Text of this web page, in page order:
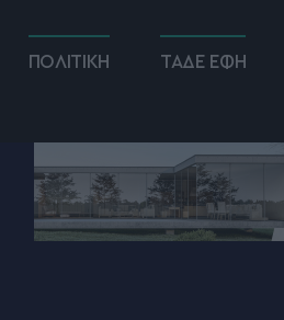
ΠΟΛΙΤΙΚΗ ΤΑΔΕ ΕΦΗ